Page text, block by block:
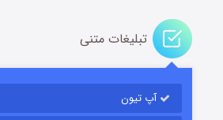
باب اسفنجی فصل ۱۷
قسمت۶ (زیرنویس)
تبلیغات متنی
آپ تیون